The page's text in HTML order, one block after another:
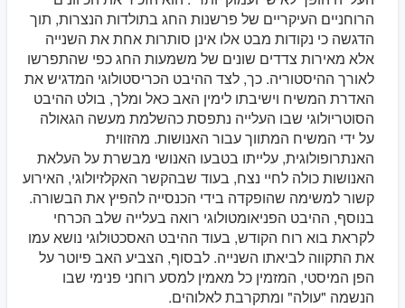
הרוחניים העיקריים של פרשנות החג בתולדות הנצרות, תוך
הדגשה כי נקודות מבט אלו אינן סותרות אחת את השנייה
אלא מאירות צדדים שונים של משמעות החג כפי שהתפרשו
לאורך ההיסטוריה. כך, לצד ההיבט הכריסטולוגי המדגיש את
האדרת המשיח וישיבתו לימין האב כאל ומלך, בולט ההיבט
הסוטריולוגי שבו העלייה נתפסת כהשלמת מעשה הגאולה
על ידי המשיח המתווך עבור האנושות. מהזווית
האנתרופולוגית, עלייתו בטבעו האנושי מבשרת על העלאת
האנושות כולה לחיי נצח, בעוד שבהקשר האקלזיולוגי, האירוע
קשור למשימה שהופקדה בידי הכנסייה להפיץ את הבשורה.
בנוסף, ההיבט הפניאומטולוגי רואה בעלייה שלב הכרחי
לקראת בוא רוח הקודש, בעוד ההיבט האסכטולוגי נושא עמו
את התקווה לביאתו השנייה. לבסוף, הצביע האב פיוטר על
הפן המיסטי, המזמין כל מאמין למסע רוחני פנימי שבו
הנשמה "עולה" ומתקרבת לאלוהים.